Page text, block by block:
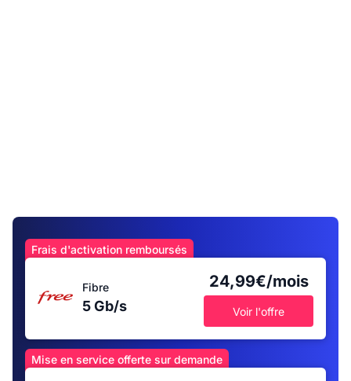
Frais d'activation remboursés
Fibre
5 Gb/s
24,99€/mois
Voir l'offre
Mise en service offerte sur demande